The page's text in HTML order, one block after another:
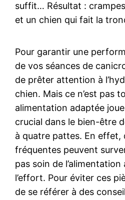
suffit… Résultat :
et un chien qui fait la
Pour garantir une
de vos séances de
de prêter attention à
chien. Mais ce n’est pas
alimentation adaptée
crucial dans le bien-être
à quatre pattes. En effet,
fréquentes peuvent
pas soin de
l’effort. Pour éviter ces
de se référer à des